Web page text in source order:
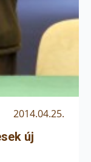
2014.04.25.
új